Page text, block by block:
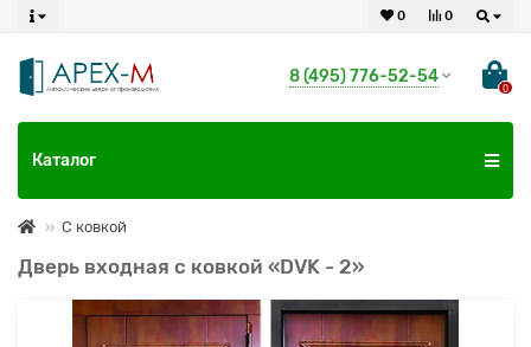
0
0
8 (495) 776-52-54
0
Каталог
С ковкой
Дверь входная с ковкой «DVK - 2»